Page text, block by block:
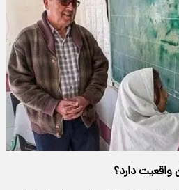
واقعیت دارد؟